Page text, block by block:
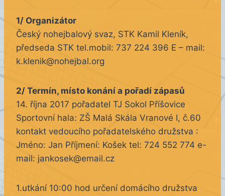
1/ Organizátor
Český nohejbalový svaz, STK Kamil Kleník,
předseda STK tel.mobil: 737 224 396 E – mail:
k.klenik@nohejbal.org
2/ Termín, místo konání a pořadí zápasů
14. října 2017 pořadatel TJ Sokol Příšovice
Sportovní hala: ZŠ Malá Skála Vranové I, č.60
kontakt vedoucího pořadatelského družstva :
Jméno: Jan Příjmení: Košek tel: 724 552 774 e-
mail: jankosek@email.cz
1.utkání 10:00 hod určení domácího družstva